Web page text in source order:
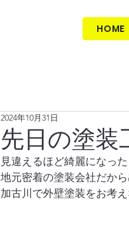
HOME
先日の塗装
2024年10月31日
見違えるほど綺麗になっ
地元密着の塗装会社だか
加古川で外壁塗装をお考